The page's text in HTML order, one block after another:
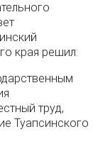
края решил:
труд,
Туапсинского